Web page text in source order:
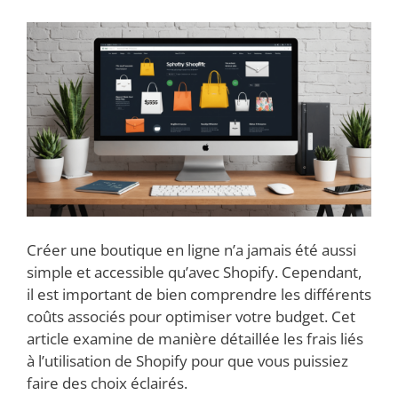
Créer une boutique en ligne n’a jamais été aussi
simple et accessible qu’avec Shopify. Cependant,
il est important de bien comprendre les différents
coûts associés pour optimiser votre budget. Cet
article examine de manière détaillée les frais liés
à l’utilisation de Shopify pour que vous puissiez
faire des choix éclairés.